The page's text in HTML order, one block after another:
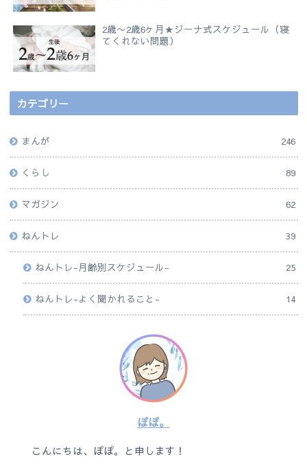
2歳〜2歳6ヶ月★ジーナ式スケジュール（寝
てくれない問題）
カテゴリー
まんが 246
くらし 89
マガジン 62
ねんトレ 39
ねんトレ-月齢別スケジュール- 25
ねんトレ-よく聞かれること- 14
ぽぽ。
こんにちは、ぽぽ。と申します！